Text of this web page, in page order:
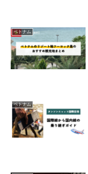
ベトナム
ベトナム